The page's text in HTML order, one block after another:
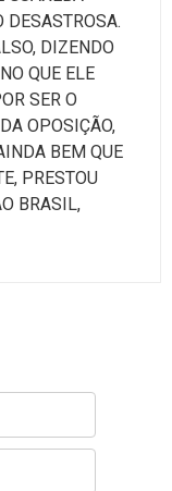
DESASTROSA.
DIZENDO
QUE ELE
SER O
OPOSIÇÃO,
BEM QUE
PRESTOU
BRASIL,